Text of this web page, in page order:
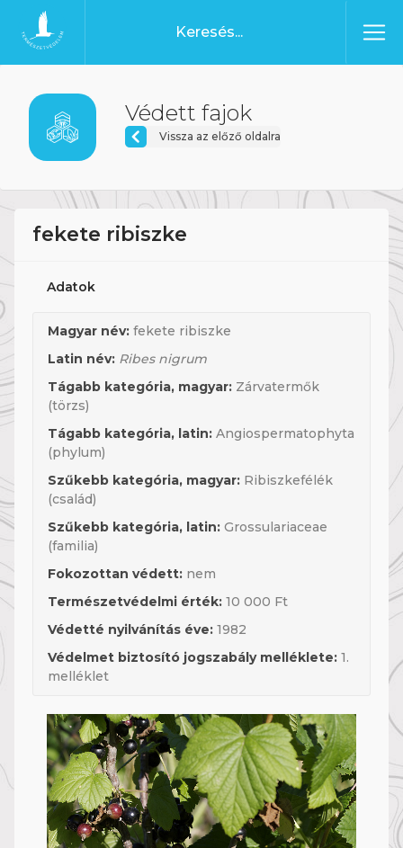
Ugrás a tartalomhoz
Főoldal
Védett fajok
Vissza az előző oldalra
fekete ribiszke
Adatok
Magyar név: fekete ribiszke
Latin név: Ribes nigrum
Tágabb kategória, magyar: Zárvatermők
(törzs)
Tágabb kategória, latin: Angiospermatophyta
(phylum)
Szűkebb kategória, magyar: Ribiszkefélék
(család)
Szűkebb kategória, latin: Grossulariaceae
(familia)
Fokozottan védett: nem
Természetvédelmi érték: 10 000 Ft
Védetté nyilvánítás éve: 1982
Védelmet biztosító jogszabály melléklete: 1.
melléklet